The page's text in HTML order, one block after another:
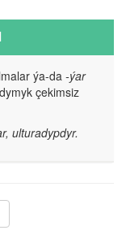
ýa-da -ýar
çekimsiz
ulturadypdyr.